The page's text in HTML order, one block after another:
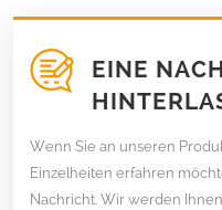
EINE
Wenn Sie an unseren
Einzelheiten erfahren
Nachricht. Wir werden